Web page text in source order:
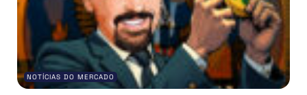
NOTÍCIAS DO MERCADO